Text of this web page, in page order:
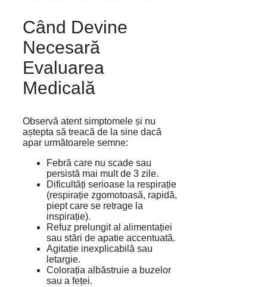
Când Devine
Necesară
Evaluarea
Medicală
Observă atent simptomele și nu
aștepta să treacă de la sine dacă
apar următoarele semne:
Febră care nu scade sau
persistă mai mult de 3 zile.
Dificultăți serioase la respirație
(respirație zgomotoasă, rapidă,
piept care se retrage la
inspirație).
Refuz prelungit al alimentației
sau stări de apatie accentuată.
Agitație inexplicabilă sau
letargie.
Colorația albăstruie a buzelor
sau a feței.